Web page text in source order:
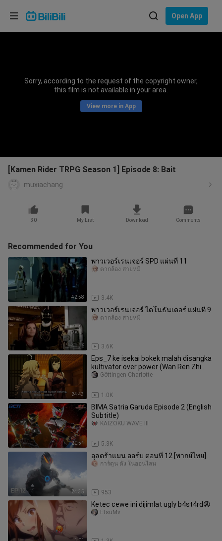
Open App
Sorry, according to the request of the copyright owner,
this film is not available in your area.
View more in App
[Kamen Rider TRPG Season 1] Episode 8: Bait
muxiachang
30 My List Download Comments
Recommended for You
42:58
พาวเวอร์เรนเจอร์ SPD แผ่นที่ 11
3.4K
ตากล้อง สายหมี
41:16
พาวเวอร์เรนเจอร์ ไดโนธันเดอร์ แผ่นที่ 9
3.6K
ตากล้อง สายหมี
24:43
Eps_7 ke isekai bokek malah disangka
kultivator over power (Wan Ren Zhi
Shang)
1.0K
Göttingen Charlotte
20:51
BIMA Satria Garuda Episode 2 (English
Subtitle)
5.3K
KAIZOKU WAVE III
24:35
อุลตร้าแมน ออร์บ ตอนที่ 12 [พากย์ไทย]
953
การ์ตูน ดัง ในออนไลน
Ketec cewe ini dijimlat ugly b4st4rd😩
EtsuMv
Choose your language